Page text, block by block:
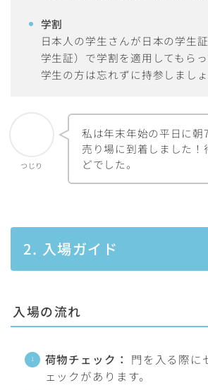
学割
日本人の学生さんが日本の学生
学生証）で学割を適用してもらっ
学生の方は忘れずに持参しましょ
つじり
私は年末年始の平日に朝
売り場に到着しました！
どでした。
2. 入場ガイド
入場の流れ
荷物チェック： 門を入る際に
ェックがあります。